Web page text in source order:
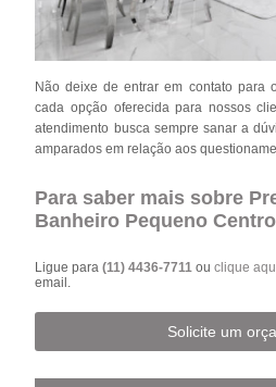
Não deixe de entrar em contato para
cada opção oferecida para nossos
atendimento busca sempre sanar a
amparados em relação aos
Para saber mais sobre
Banheiro Pequeno Centro
Ligue para(11) 4436-7711ouclique
email.
Solicite um